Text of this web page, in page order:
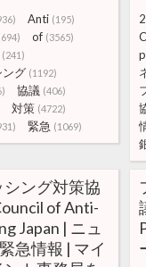
Anti (195)
of (3565)
(241)
ング (1192)
協議 (406)
対策 (4722)
緊急 (1069)
シング対策協
of Anti-
Japan | ニュ
急情報 | マイ